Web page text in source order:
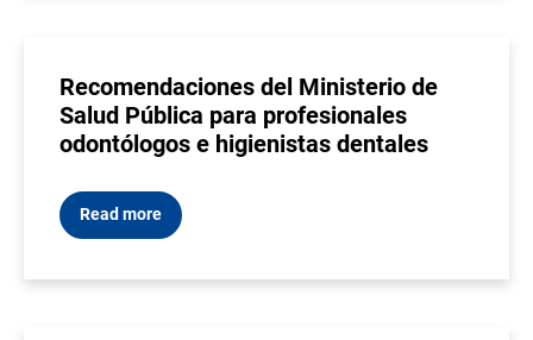
Recomendaciones del Ministerio de
Salud Pública para profesionales
odontólogos e higienistas dentales
Read more